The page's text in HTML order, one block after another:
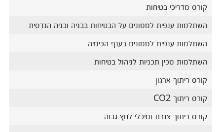
קורס מדריכי בטיחות
השתלמות ענפית לממונים על הבטיחות בבניה ובניה הנדסית
השתלמות ענפית לממונים בענף הכימיה
השתלמות מכין תכניות לניהול בטיחות
קורס ריתוך ארגון
קורס ריתוך CO2
קורס ריתוך צנרת ומיכלי לחץ גבוה